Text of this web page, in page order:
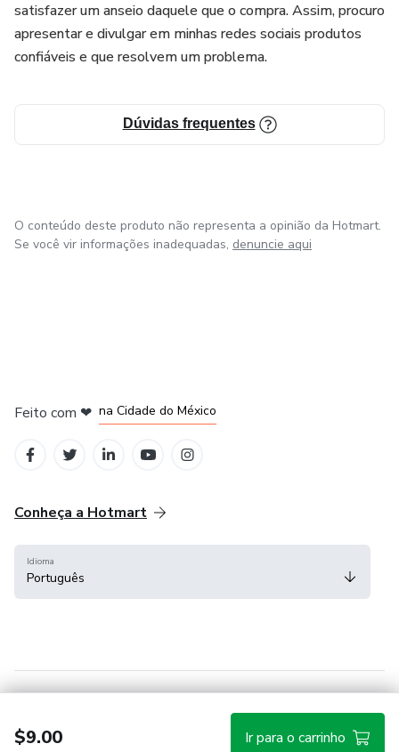
satisfazer um anseio daquele que o compra. Assim, procuro
apresentar e divulgar em minhas redes sociais produtos
confiáveis e que resolvem um problema.
Dúvidas frequentes
$9.00 Ir para o carrinho
O conteúdo deste produto não representa a opinião da Hotmart.
Se você vir informações inadequadas, denuncie aqui
Feito com ❤ na Cidade do México
Conheça a Hotmart
Idioma
Português